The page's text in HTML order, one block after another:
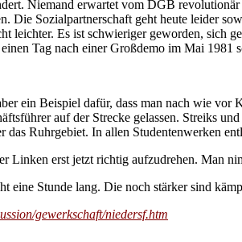
Niemand erwartet vom DGB
Die Sozialpartnerschaft geht heute leider
leichter. Es ist schwieriger geworden, sich
Tag nach einer Großdemo im Mai 1981
ein Beispiel dafür, dass man nach wie
auf der Strecke gelassen. Streiks
Ruhrgebiet. In allen Studentenwerken
Linken erst jetzt richtig aufzudrehen. Man
Stunde lang. Die noch stärker sind
gewerkschaft/niedersf.htm